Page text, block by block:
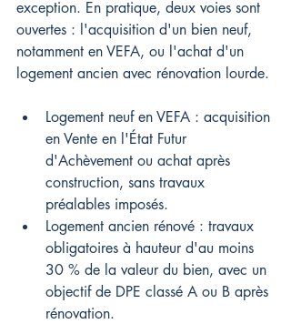
exception. En pratique, deux voies sont
ouvertes : l'acquisition d'un bien neuf,
notamment en VEFA, ou l'achat d'un
logement ancien avec rénovation lourde.
Logement neuf en VEFA : acquisition
en Vente en l'État Futur
d'Achèvement ou achat après
construction, sans travaux
préalables imposés.
Logement ancien rénové : travaux
obligatoires à hauteur d'au moins
30 % de la valeur du bien, avec un
objectif de DPE classé A ou B après
rénovation.